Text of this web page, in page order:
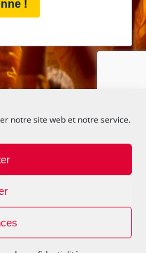
notre site web et notre service.
humaine | Oh Happy Voices
: Éric MEYSS